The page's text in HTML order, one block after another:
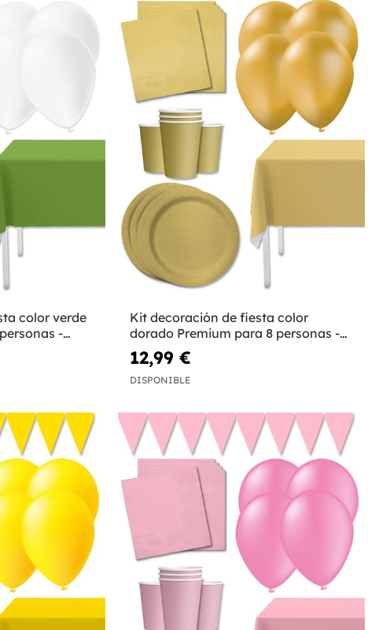
color verde
-
Kit decoración de fiesta color
dorado Premium para 8 personas -
Colores lisos
12,99 €
DISPONIBLE